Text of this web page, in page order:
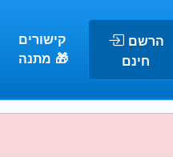
קישורים
מתנה 🎁
הרשם
חינם